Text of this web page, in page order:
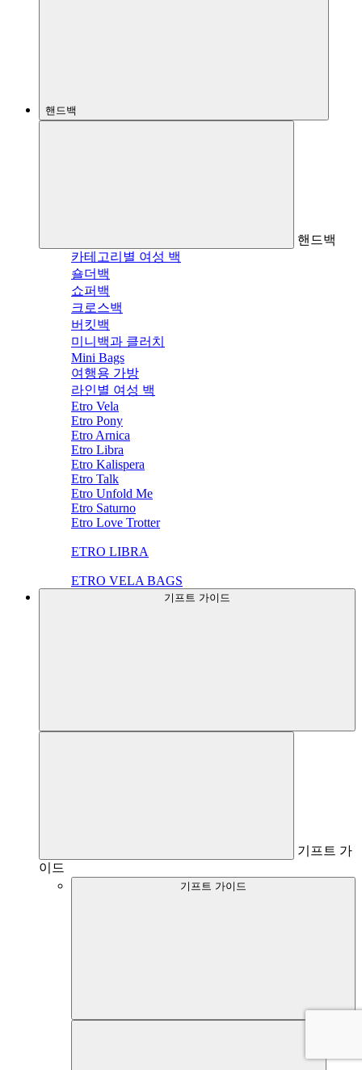
핸드백
핸드백
카테고리별 여성 백
숄더백
쇼퍼백
크로스백
버킷백
미니백과 클러치
Mini Bags
여행용 가방
라인별 여성 백
Etro Vela
Etro Pony
Etro Arnica
Etro Libra
Etro Kalispera
Etro Talk
Etro Unfold Me
Etro Saturno
Etro Love Trotter
ETRO LIBRA
ETRO VELA BAGS
기프트 가이드
기프트 가
이드
기프트 가이드